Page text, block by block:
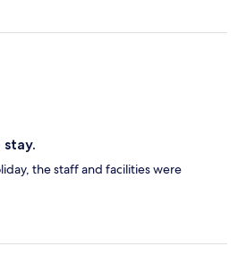
the staff and facilities were